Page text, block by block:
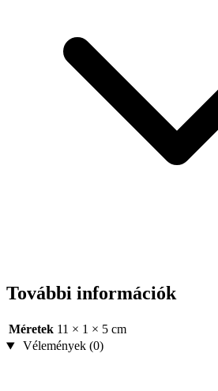
További információk
Méretek 11 × 1 × 5 cm
Vélemények (0)